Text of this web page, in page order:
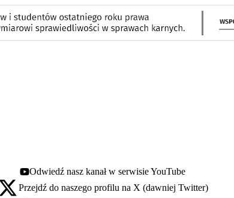
Youtube - otwiera się w nowej karcie
Odwiedź nasz kanał w serwisie YouTube
X - otwiera się w nowej karcie
Przejdź do naszego profilu na X (dawniej Twitter)